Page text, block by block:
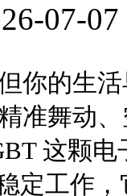
07-
你的生
准舞动
这颗电
定工作